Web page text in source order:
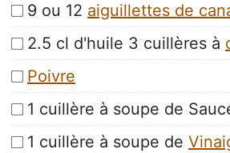
9 ou 12 aiguillettes de
2.5 cl d'huile 3 cuillères à
Poivre
1 cuillère à soupe de
1 cuillère à soupe de